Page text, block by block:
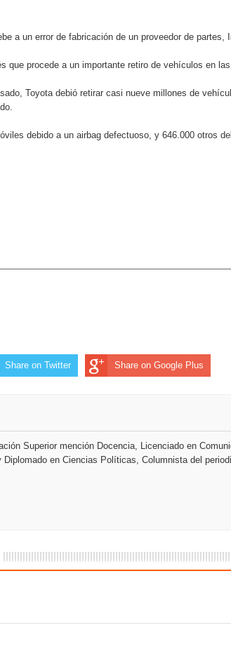
Sinfónica Nacional y el Coro Nacional
maestro José Antonio Molina
obtiene siete galardones en los Effie
recibe nuevamente la máxima calificación
y Banco Popular abordan retos y
2” llega a los cines impulsada por la
a un error de fabricación de un proveedor de
que procede a un importante retiro de vehículos en
Toyota debió retirar casi nueve millones de
debido a un airbag defectuoso, y 646.000 otros
Share on Twitter Share on Google Plus
Superior mención Docencia, Licenciado en
Diplomado en Ciencias Políticas, Columnista del